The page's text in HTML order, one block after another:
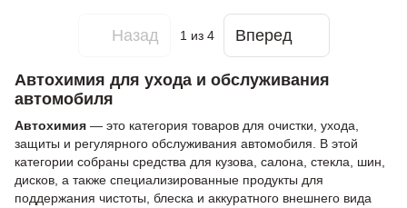
Назад 1 из 4 Вперед
Автохимия для ухода и обслуживания
автомобиля
Автохимия — это категория товаров для очистки, ухода,
защиты и регулярного обслуживания автомобиля. В этой
категории собраны средства для кузова, салона, стекла, шин,
дисков, а также специализированные продукты для
поддержания чистоты, блеска и аккуратного внешнего вида